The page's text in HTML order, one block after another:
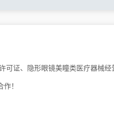
可证、隐形眼镜美瞳类医疗器械
！